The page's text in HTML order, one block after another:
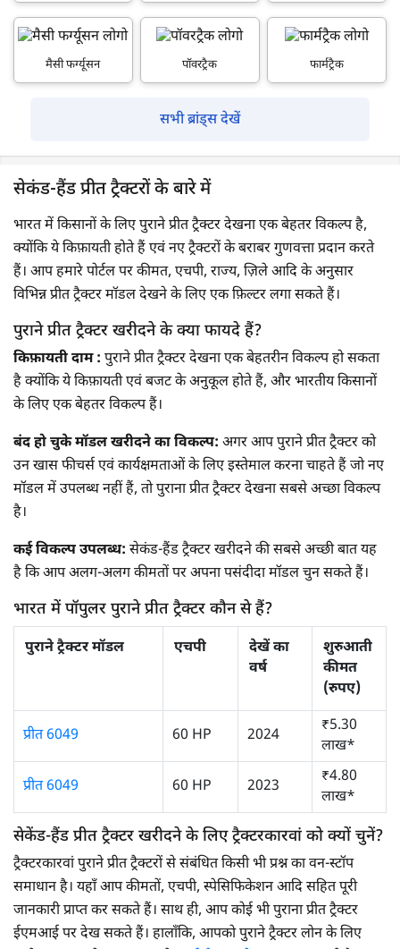
मैसी फर्ग्यूसन पॉवरट्रैक फार्मट्रैक
सभी ब्रांड्स देखें
सेकंड-हैंड प्रीत ट्रैक्टरों के बारे में
भारत में किसानों के लिए पुराने प्रीत ट्रैक्टर देखना एक बेहतर विकल्प है,
क्योंकि ये किफ़ायती होते हैं एवं नए ट्रैक्टरों के बराबर गुणवत्ता प्रदान करते
हैं। आप हमारे पोर्टल पर कीमत, एचपी, राज्य, ज़िले आदि के अनुसार
विभिन्न प्रीत ट्रैक्टर मॉडल देखने के लिए एक फ़िल्टर लगा सकते हैं।
पुराने प्रीत ट्रैक्टर खरीदने के क्या फायदे हैं?
किफ़ायती दाम : पुराने प्रीत ट्रैक्टर देखना एक बेहतरीन विकल्प हो सकता
है क्योंकि ये किफ़ायती एवं बजट के अनुकूल होते हैं, और भारतीय किसानों
के लिए एक बेहतर विकल्प हैं।
बंद हो चुके मॉडल खरीदने का विकल्प: अगर आप पुराने प्रीत ट्रैक्टर को
उन खास फीचर्स एवं कार्यक्षमताओं के लिए इस्तेमाल करना चाहते हैं जो नए
मॉडल में उपलब्ध नहीं हैं, तो पुराना प्रीत ट्रैक्टर देखना सबसे अच्छा विकल्प
है।
कई विकल्प उपलब्ध: सेकंड-हैंड ट्रैक्टर खरीदने की सबसे अच्छी बात यह
है कि आप अलग-अलग कीमतों पर अपना पसंदीदा मॉडल चुन सकते हैं।
भारत में पॉपुलर पुराने प्रीत ट्रैक्टर कौन से हैं?
पुराने ट्रैक्टर मॉडल एचपी
देखें का
वर्ष
शुरुआती
कीमत
(रुपए)
प्रीत 6049 60 HP 2024
₹5.30
लाख*
प्रीत 6049 60 HP 2023
₹4.80
लाख*
सेकेंड-हैंड प्रीत ट्रैक्टर खरीदने के लिए ट्रैक्टरकारवां को क्यों चुनें?
ट्रैक्टरकारवां पुराने प्रीत ट्रैक्टरों से संबंधित किसी भी प्रश्न का वन-स्टॉप
समाधान है। यहाँ आप कीमतों, एचपी, स्पेसिफिकेशन आदि सहित पूरी
जानकारी प्राप्त कर सकते हैं। साथ ही, आप कोई भी पुराना प्रीत ट्रैक्टर
ईएमआई पर देख सकते हैं। हालाँकि, आपको पुराने ट्रैक्टर लोन के लिए